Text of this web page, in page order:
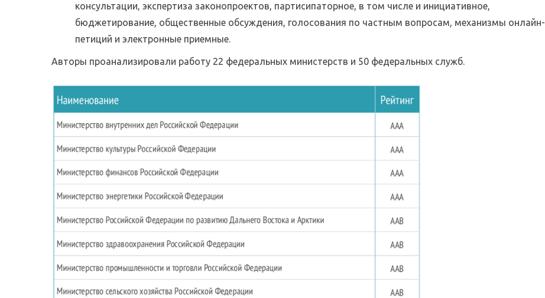
консультации, экспертиза законопроектов, партисипаторное, в том числе и инициативное,
бюджетирование, общественные обсуждения, голосования по частным вопросам, механизмы онлайн-
петиций и электронные приемные.
Авторы проанализировали работу 22 федеральных министерств и 50 федеральных служб.